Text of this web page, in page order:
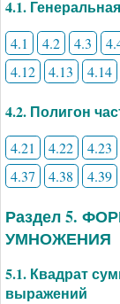
4.1.
4.1 4.2 4.3
4.12
4.13 4.14
4.2. Полигон
4.21 4.22 4.23
4.37
4.38 4.39
Раздел 5.
УМНОЖЕНИЯ
5.1. Квадрат
выражений